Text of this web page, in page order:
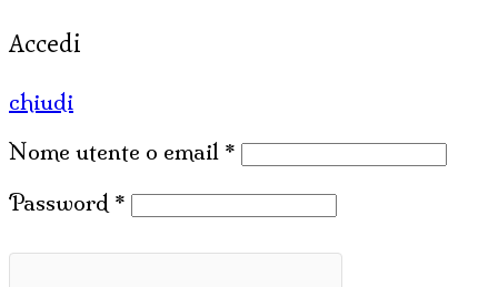
Accedi
chiudi
Nome utente o email *
Password *